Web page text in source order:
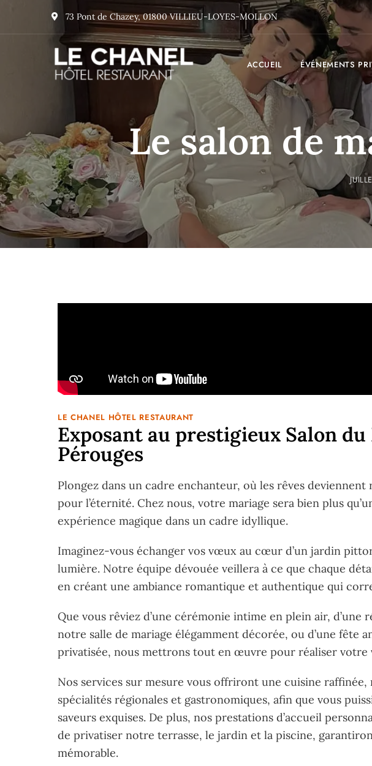
73 Pont de Chazey, 01800 VILLIEU-LOYES-MOLLON
ACCUEIL ÉVÉNEMENTS
Le salon de
LE CHANEL HÔTEL RESTAURANT
Exposant au prestigieux Salon
Pérouges
Plongez dans un cadre enchanteur, où les rêves
pour l’éternité. Chez nous, votre mariage sera bien plus
expérience magique dans un cadre idyllique.
Imaginez-vous échanger vos vœux au cœur d’un jardin
lumière. Notre équipe dévouée veillera à ce que chaque
en créant une ambiance romantique et authentique qui
Que vous rêviez d’une cérémonie intime en plein air, d’une
notre salle de mariage élégamment décorée, ou d’une fête
privatisée, nous mettrons tout en œuvre pour réaliser votre
Nos services sur mesure vous offriront une cuisine raffinée,
spécialités régionales et gastronomiques, afin que vous
saveurs exquises. De plus, nos prestations d’accueil
de privatiser notre terrasse, le jardin et la piscine,
mémorable.